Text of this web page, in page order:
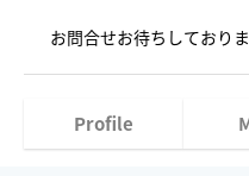
お問合せお待ちしており
Profile